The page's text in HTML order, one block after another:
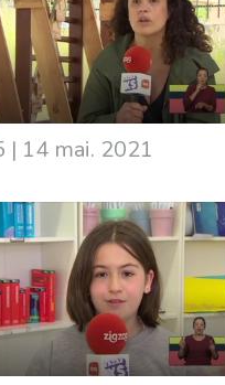
| 14 mai. 2021